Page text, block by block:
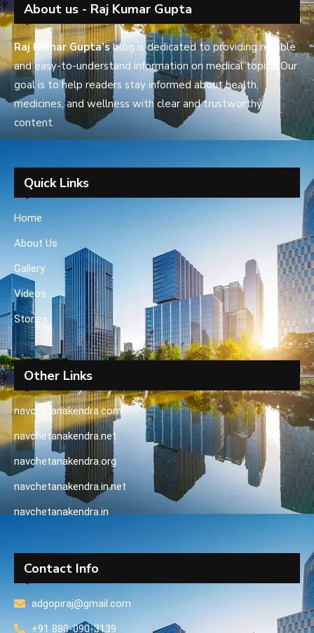
About us - Raj Kumar Gupta
Raj Kumar Gupta’sblog is dedicated to providing reliable
and easy-to-understand information on medical topics. Our
goal is to help readers stay informed about health,
medicines, and wellness with clear and trustworthy
content.
Quick Links
Home
About Us
Gallery
Videos
Stories
Other Links
navchetanakendra.com
navchetanakendra.net
navchetanakendra.org
navchetanakendra.in.net
navchetanakendra.in
Contact Info
adgopiraj@gmail.com
+91 880-090-3139